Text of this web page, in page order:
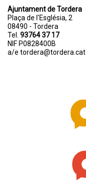
Ajuntament de Tordera
Plaça de l'Església, 2
08490 - Tordera
Tel. 93764 37 17
NIF P0828400B
a/e tordera@tordera.cat